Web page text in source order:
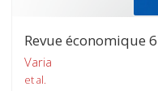
Revue économique
Varia
et al.